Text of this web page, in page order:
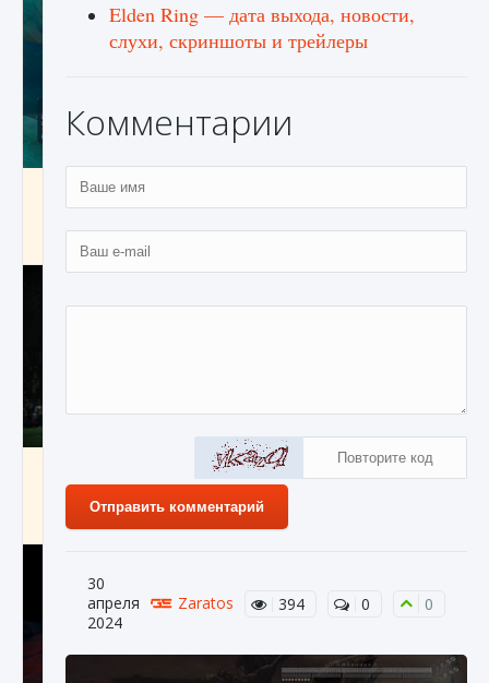
Как приручить существ из степей Тамура в
игре Creatures of Ava
9 августа 2024
Как исправить ошибку EA FC 25 beta,
которая не работает
9 августа 2024
Elden Ring — дата выхода, новости,
слухи, скриншоты и трейлеры
Комментарии
Отправить комментарий
30
апреля
2024
Zaratos 394 0 0